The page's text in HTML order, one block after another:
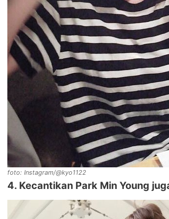
foto: Instagram/@kyo1122
4. Kecantikan Park Min Young